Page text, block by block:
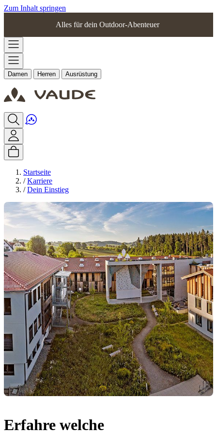
Zum Inhalt springen
Alles für dein Outdoor-Abenteuer
Damen Herren Ausrüstung
Startseite
/ Karriere
/ Dein Einstieg
Erfahre welche